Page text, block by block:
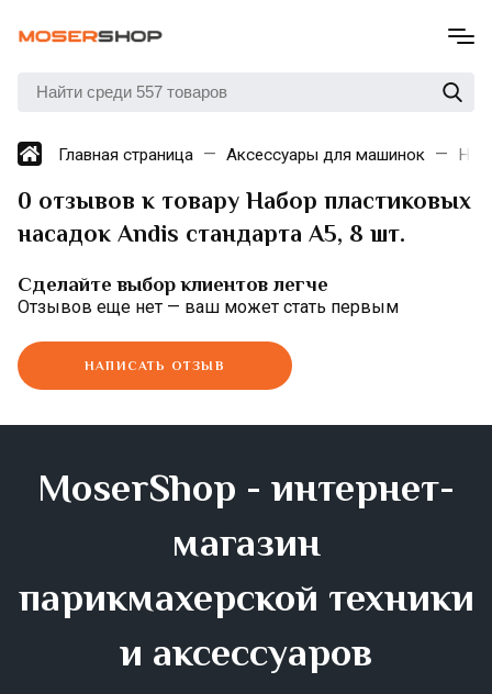
Главная страница Аксессуары для машинок
0 отзывов к товару Набор пластиковых
насадок Andis стандарта A5, 8 шт.
Сделайте выбор клиентов легче
Отзывов еще нет — ваш может стать первым
НАПИСАТЬ ОТЗЫВ
MoserShop - интернет-
магазин
парикмахерской техники
и аксессуаров